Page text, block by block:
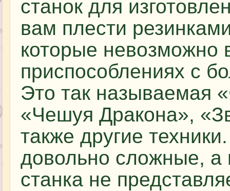
станок для
вам плести
которые невозможно
приспособлениях с
Это так называемая
«Чешуя Дракона»,
также другие
довольно сложные, а
станка не